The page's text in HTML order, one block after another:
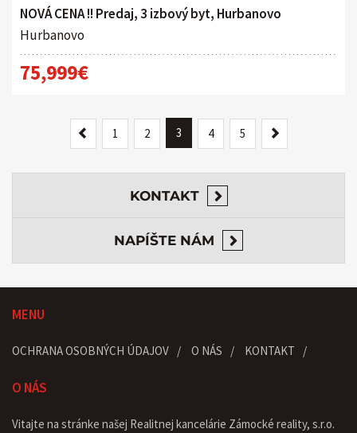
NOVÁ CENA !! Predaj, 3 izbový byt, Hurbanovo
Hurbanovo
75,999€
Previous
1 2 3 4 5
KONTAKT
NAPÍŠTE NÁM
MENU
OCHRANA OSOBNÝCH ÚDAJOV O NÁS KONTAKT
O NÁS
Vitajte na stránke našej Realitnej kancelárie Zámocké reality, s.r.o.